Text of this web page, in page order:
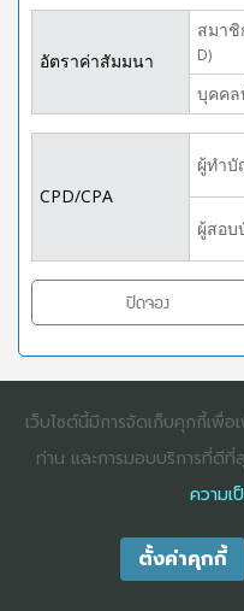
อัตราค่าสัมมนา
สมาชิ
D)
บุคคล
CPD/CPA
ผู้ทำ
ผู้สอ
ปิดจอง
COPYRIGHT ©2025
RIGHTS RESERVED. E-
เว็บไซต์นี้มีการจัดเก็บคุกกี้เพื่อ
ท่าน และการมอบบริการที่ดีที่
ความเ
ตั้งค่าคุกกี้